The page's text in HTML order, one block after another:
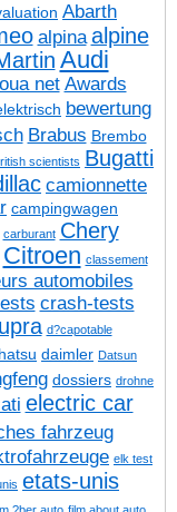
Abarth
alpina alpine
Audi
net Awards
bewertung
Brabus Brembo
scientists Bugatti
camionnette
campingwagen
carburant Chery
Citroen classement
automobiles
crash-tests
d?capotable
daimler Datsun
dossiers drohne
electric car
fahrzeug
elk test
etats-unis